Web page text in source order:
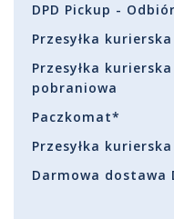
DPD Pickup -
Przesyłka kurierska
Przesyłka kurierska
pobraniowa
Paczkomat*
Przesyłka
Darmowa dostawa